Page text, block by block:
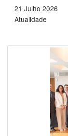
21 Julho 2026
Atualidade